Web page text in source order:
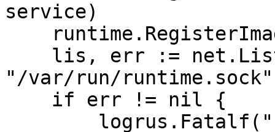
service)
"/var/run/